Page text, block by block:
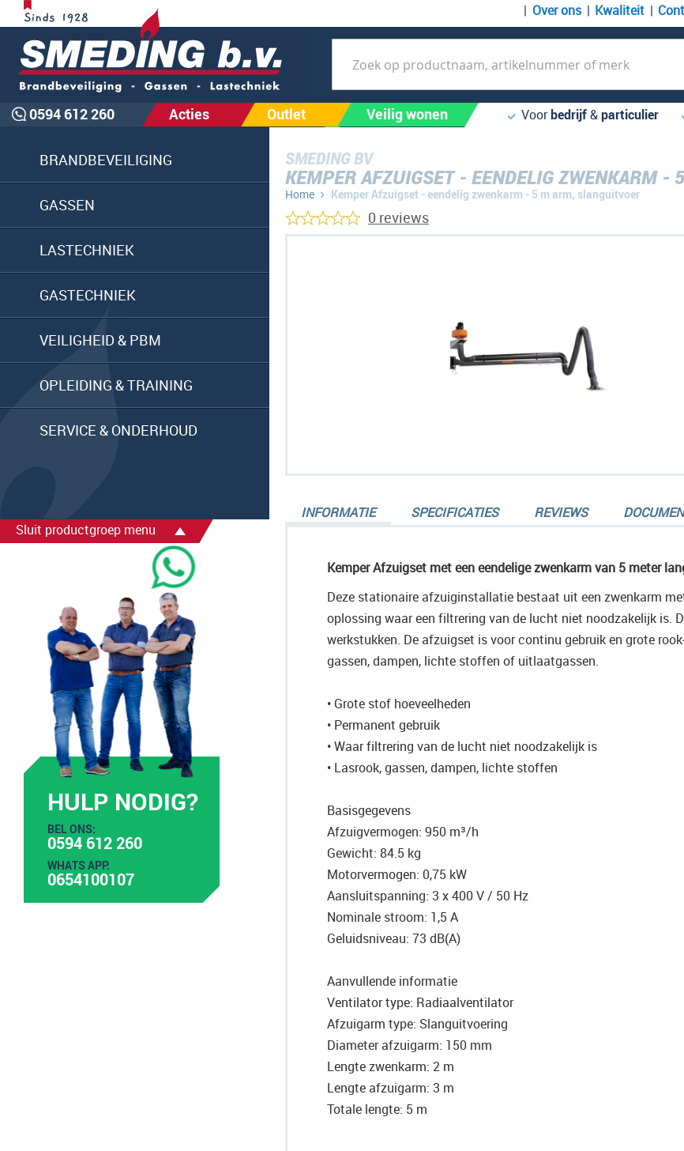
Over ons Kwaliteit
Zoek
0594 612 260 Acties Outlet Veilig wonen Voorbedrijf&particulier
BRANDBEVEILIGING
GASSEN
LASTECHNIEK
GASTECHNIEK
VEILIGHEID & PBM
OPLEIDING & TRAINING
SERVICE & ONDERHOUD
Sluit productgroep menu
HULP NODIG?
BEL ONS:
0594 612 260
WHATS APP:
0654100107
SMEDING BV
KEMPER AFZUIGSET - EENDELIG ZWENKARM -
Home Kemper Afzuigset - eendelig zwenkarm - 5 m arm, slanguitvoer
0 reviews
Ga
naar
het
afbeeldingen-
gallerij
INFORMATIE
Kemper Afzuigset met een eendelige zwenkarm van 5 meter
Deze stationaire afzuiginstallatie bestaat uit een zwenkarm
oplossing waar een filtrering van de lucht niet noodzakelijk is.
werkstukken. De afzuigset is voor continu gebruik en grote
gassen, dampen, lichte stoffen of uitlaatgassen.
• Grote stof hoeveelheden
• Permanent gebruik
• Waar filtrering van de lucht niet noodzakelijk is
• Lasrook, gassen, dampen, lichte stoffen
Basisgegevens
Afzuigvermogen: 950 m³/h
Gewicht: 84.5 kg
Motorvermogen: 0,75 kW
Aansluitspanning: 3 x 400 V / 50 Hz
Nominale stroom: 1,5 A
Geluidsniveau: 73 dB(A)
Aanvullende informatie
Ventilator type: Radiaalventilator
Afzuigarm type: Slanguitvoering
Diameter afzuigarm: 150 mm
Lengte zwenkarm: 2 m
Lengte afzuigarm: 3 m
Totale lengte: 5 m
SPECIFICATIES REVIEWS